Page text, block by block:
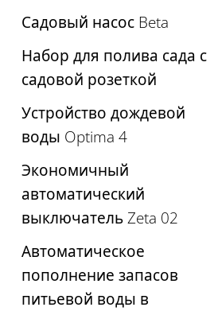
Садовый насос Beta
Набор для полива сада с
садовой розеткой
Устройство дождевой
воды Optima 4
Экономичный
автоматический
выключатель Zeta 02
Автоматическое
пополнение запасов
питьевой воды в